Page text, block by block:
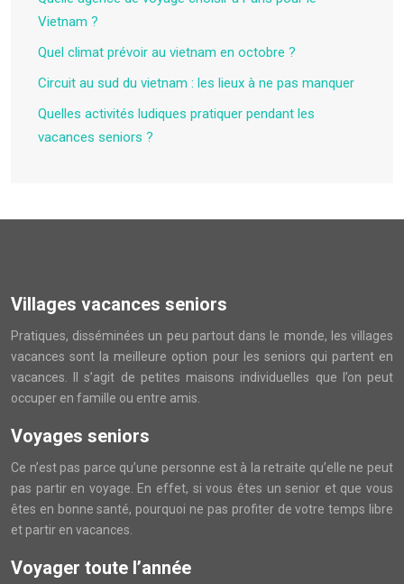
Vietnam ?
Quel climat prévoir au vietnam en octobre ?
Circuit au sud du vietnam : les lieux à ne pas manquer
Quelles activités ludiques pratiquer pendant les
vacances seniors ?
Villages vacances seniors
Pratiques, disséminées un peu partout dans le monde, les villages
vacances sont la meilleure option pour les seniors qui partent en
vacances. Il s’agit de petites maisons individuelles que l’on peut
occuper en famille ou entre amis.
Voyages seniors
Ce n’est pas parce qu’une personne est à la retraite qu’elle ne peut
pas partir en voyage. En effet, si vous êtes un senior et que vous
êtes en bonne santé, pourquoi ne pas profiter de votre temps libre
et partir en vacances.
Voyager toute l’année